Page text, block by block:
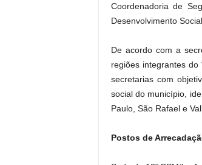
Coordenadoria de
Desenvolvimento
De acordo com a
regiões integrantes do
secretarias com
social do município,
Paulo, São Rafael e
Postos de